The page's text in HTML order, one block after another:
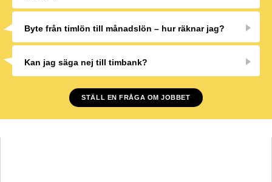
Byte från timlön till månadslön – hur räknar jag?
Kan jag säga nej till timbank?
STÄLL EN FRÅGA OM JOBBET